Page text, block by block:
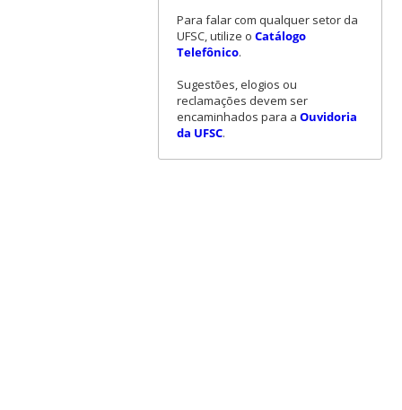
Para falar com qualquer setor da
UFSC, utilize o Catálogo
Telefônico.
Sugestões, elogios ou
reclamações devem ser
encaminhados para a Ouvidoria
da UFSC.